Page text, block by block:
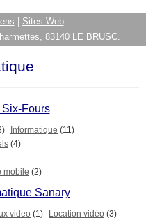
Sites Web
83140 LE BRUSC.
Six-Fours
Informatique (11)
(4)
mobile (2)
Sanary
video (1) Location vidéo (3)